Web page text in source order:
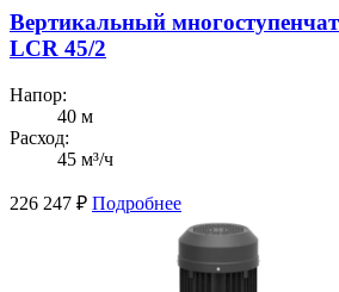
Вертикальный
LCR 45/2
Напор:
40 м
Расход:
45 м³/ч
226 247 ₽ Подробнее